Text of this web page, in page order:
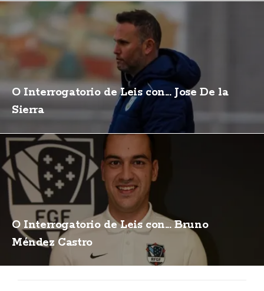
O Interrogatorio de Leis con... Jose De la
Sierra
O Interrogatorio de Leis con... Bruno
Méndez Castro